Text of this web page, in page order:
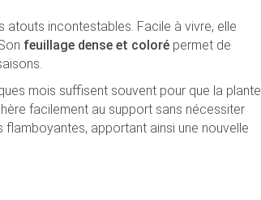
atouts incontestables. Facile à vivre, elle
feuillage dense et coloré permet de
mois suffisent souvent pour que la plante
facilement au support sans nécessiter
apportant ainsi une nouvelle